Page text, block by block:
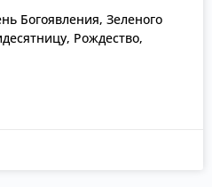
Богоявления, Зеленого
Рождество,